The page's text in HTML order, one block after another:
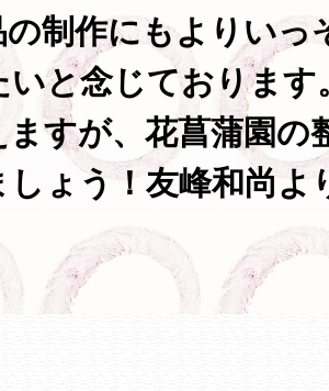
の制作にもよりいっ
いと念じております
ますが、花菖蒲園の
しょう！友峰和尚よ